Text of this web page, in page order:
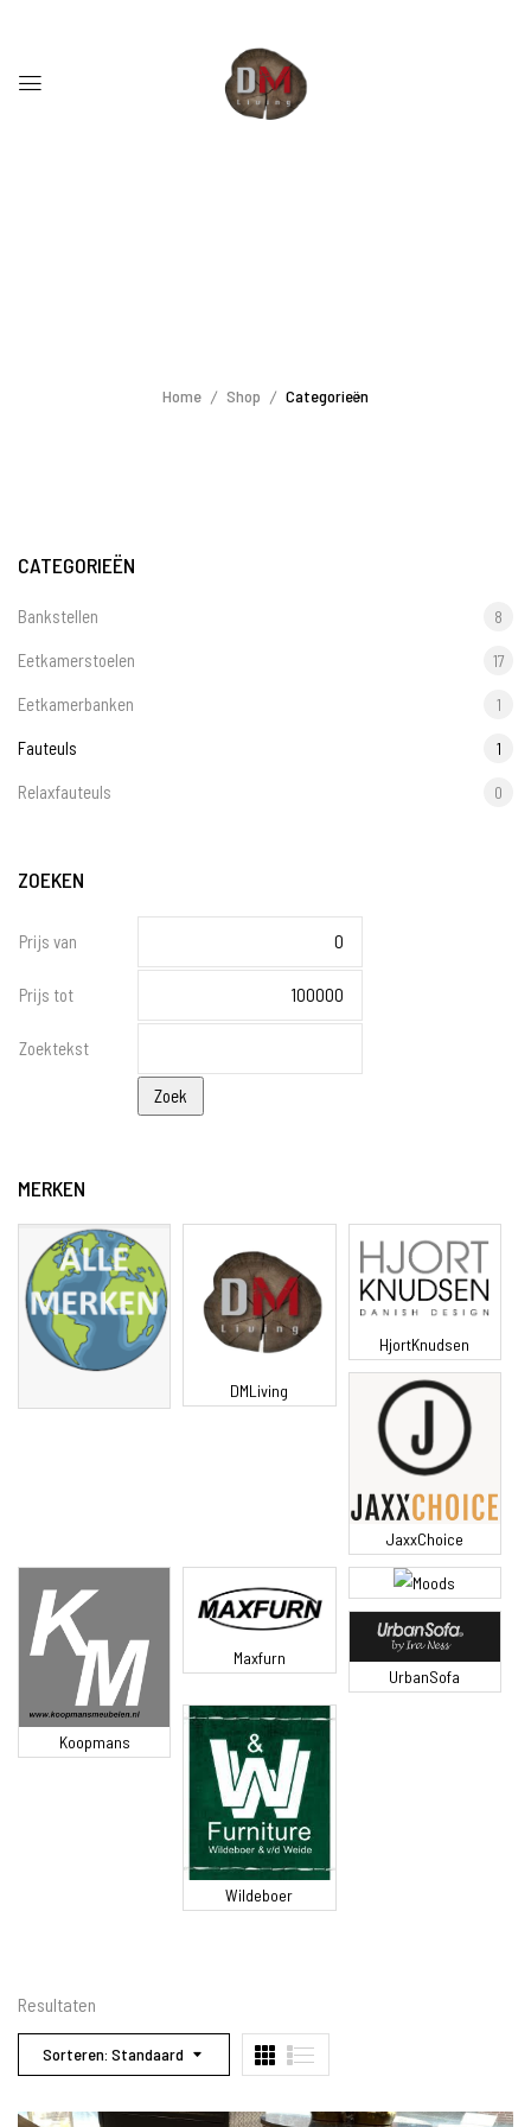
Home Shop Categorieën
CATEGORIEËN
Bankstellen 8
Eetkamerstoelen 17
Eetkamerbanken 1
Fauteuls 1
Relaxfauteuls 0
ZOEKEN
Prijs van
Prijs tot
Zoektekst
MERKEN
DMLiving
HjortKnudsen
JaxxChoice
Koopmans
Maxfurn
Moods
UrbanSofa
Wildeboer
Resultaten
Sorteren: Standaard